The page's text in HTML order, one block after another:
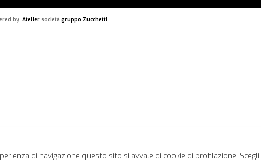
by Atelier società gruppo Zucchetti
di navigazione questo sito si avvale di cookie di profilazione.